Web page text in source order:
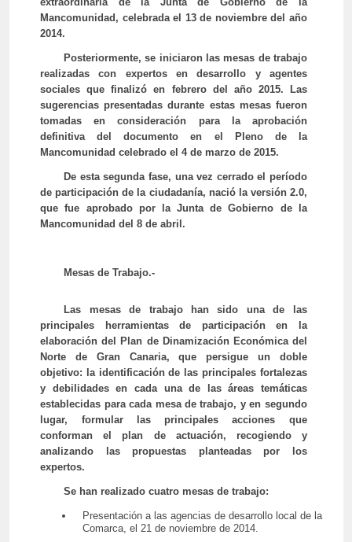
Mancomunidad, celebrada el 13 de noviembre del año
2014.
Posteriormente, se iniciaron las mesas de trabajo
realizadas con expertos en desarrollo y agentes
sociales que finalizó en febrero del año 2015. Las
sugerencias presentadas durante estas mesas fueron
tomadas en consideración para la aprobación
definitiva del documento en el Pleno de la
Mancomunidad celebrado el 4 de marzo de 2015.
De esta segunda fase, una vez cerrado el período
de participación de la ciudadanía, nació la versión 2.0,
que fue aprobado por la Junta de Gobierno de la
Mancomunidad del 8 de abril.
Mesas de Trabajo.-
Las mesas de trabajo han sido una de las
principales herramientas de participación en la
elaboración del Plan de Dinamización Económica del
Norte de Gran Canaria, que persigue un doble
objetivo: la identificación de las principales fortalezas
y debilidades en cada una de las áreas temáticas
establecidas para cada mesa de trabajo, y en segundo
lugar, formular las principales acciones que
conforman el plan de actuación, recogiendo y
analizando las propuestas planteadas por los
expertos.
Se han realizado cuatro mesas de trabajo:
Presentación a las agencias de desarrollo local de la
Comarca, el 21 de noviembre de 2014.